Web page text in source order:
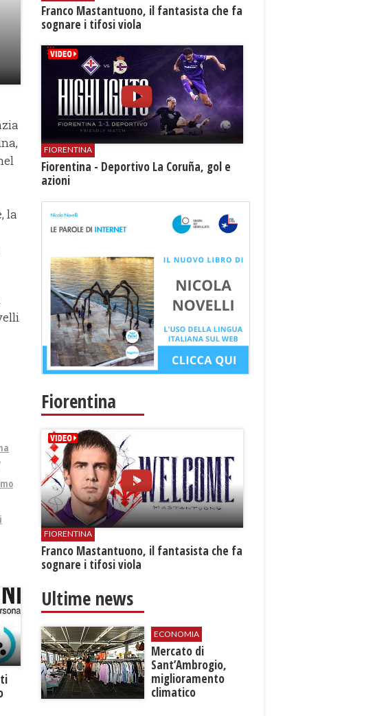
la
Franco Mastantuono, il fantasista che fa
sognare i tifosi viola
FIORENTINA
Fiorentina - Deportivo La Coruña, gol e
azioni
Fiorentina
FIORENTINA
Franco Mastantuono, il fantasista che fa
sognare i tifosi viola
Ultime news
ECONOMIA
Mercato di
Sant’Ambrogio,
miglioramento
climatico